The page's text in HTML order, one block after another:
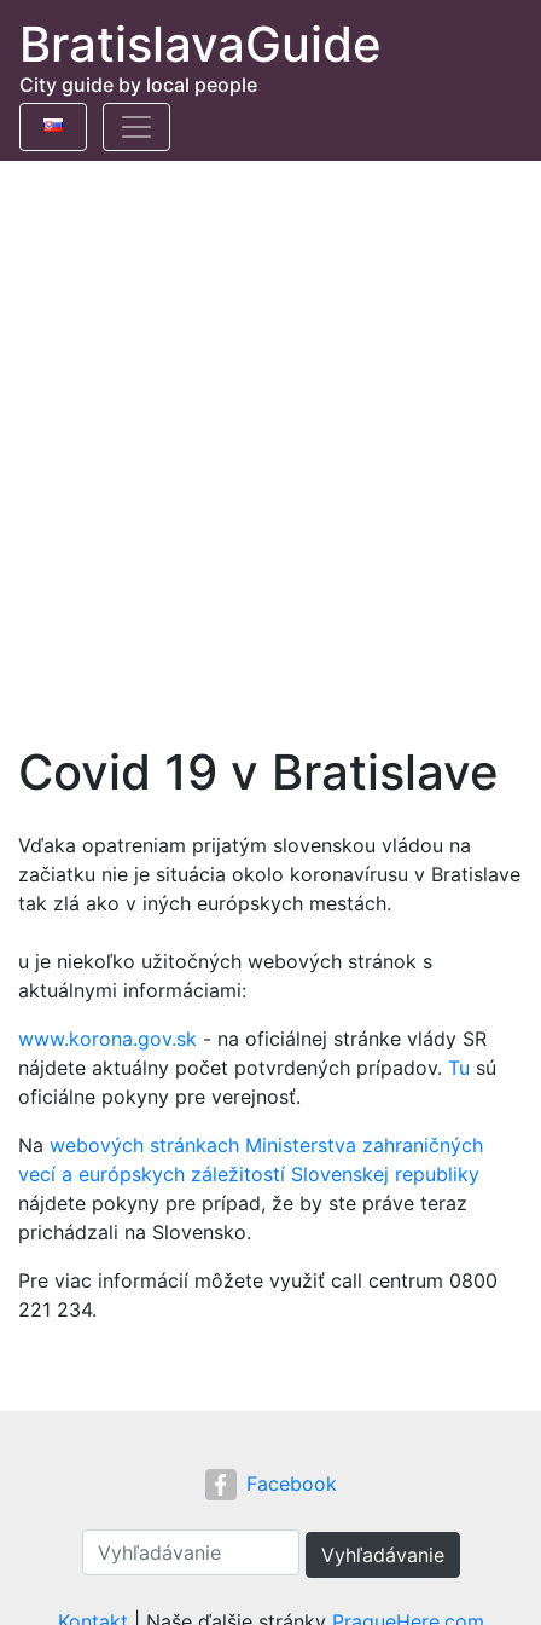
BratislavaGuide
City guide by local people
Covid 19 v Bratislave
Vďaka opatreniam prijatým slovenskou vládou na
začiatku nie je situácia okolo koronavírusu v Bratislave
tak zlá ako v iných európskych mestách.
u je niekoľko užitočných webových stránok s
aktuálnymi informáciami:
www.korona.gov.sk - na oficiálnej stránke vlády SR
nájdete aktuálny počet potvrdených prípadov. Tu sú
oficiálne pokyny pre verejnosť.
Na webových stránkach Ministerstva zahraničných
vecí a európskych záležitostí Slovenskej republiky
nájdete pokyny pre prípad, že by ste práve teraz
prichádzali na Slovensko.
Pre viac informácií môžete využiť call centrum 0800
221 234.
Facebook
Vyhľadávanie